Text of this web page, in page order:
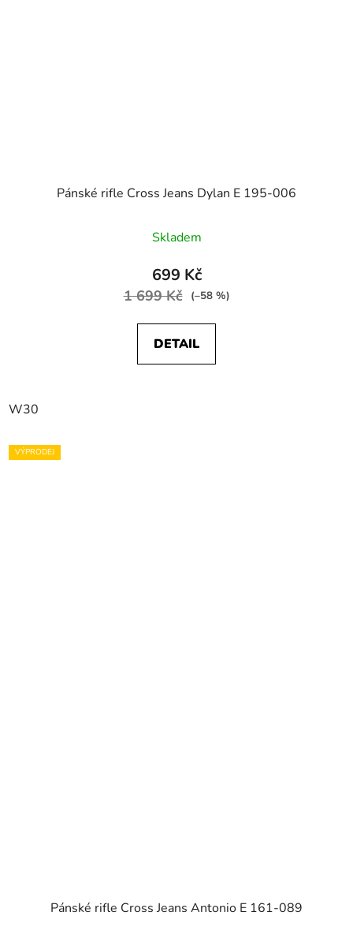
Pánské rifle Cross Jeans Dylan E 195-006
Skladem
699 Kč
1 699 Kč (–58 %)
DETAIL
W30
VÝPRODEJ
Pánské rifle Cross Jeans Antonio E 161-089